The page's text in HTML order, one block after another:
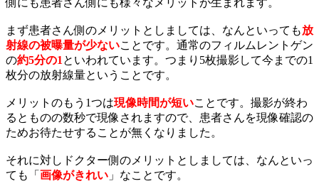
側にも患者さん側にも様々なメリットが生まれます。
まず患者さん側のメリットとしましては、なんといっても放
射線の被曝量が少ないことです。通常のフィルムレントゲン
の約5分の1といわれています。つまり5枚撮影して今までの1
枚分の放射線量ということです。
メリットのもう 1つは現像時間が短いことです。撮影が終わ
るとものの数秒で現像されますので、患者さんを現像確認の
ためお待たせすることが無くなりました。
それに対しドクター側のメリットとしましては、なんといっ
ても「 画像がきれい 」なことです。